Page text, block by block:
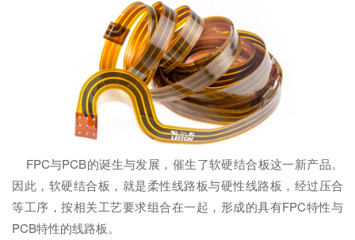
FPC与PCB的诞生与发展，催生了软硬结合板这一新产品。
因此，软硬结合板，就是柔性线路板与硬性线路板，经过压合
等工序，按相关工艺要求组合在一起，形成的具有FPC特性与
PCB特性的线路板。